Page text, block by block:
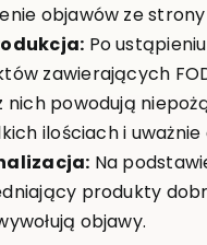
objawów ze
Po
zawierających
nich powodują
ilościach i
Na
produkty
objawy.